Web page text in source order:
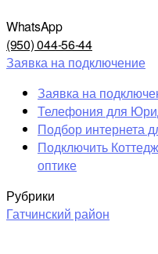
WhatsApp
(950) 044-56-44
Заявка на подключение
Заявка на
Телефония для
Подбор интернета
Подключить
оптике
Рубрики
Гатчинский район